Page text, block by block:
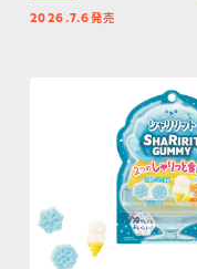
2026.7.6発売